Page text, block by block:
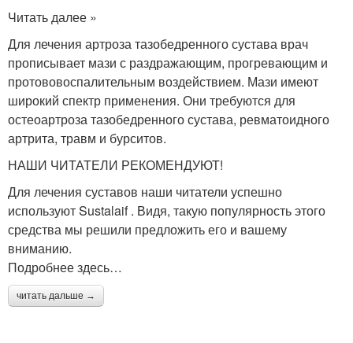
Читать далее »
Для лечения артроза тазобедренного сустава врач
прописывает мази с раздражающим, прогревающим и
протововоспалительным воздействием. Мази имеют
широкий спектр применения. Они требуются для
остеоартроза тазобедренного сустава, ревматоидного
артрита, травм и бурситов.
НАШИ ЧИТАТЕЛИ РЕКОМЕНДУЮТ!
Для лечения суставов наши читатели успешно
используют Sustalaif . Видя, такую популярность этого
средства мы решили предложить его и вашему
вниманию.
Подробнее здесь…
читать дальше →